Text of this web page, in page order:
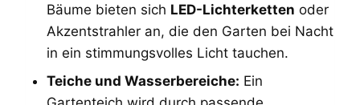
Bäume bieten sich LED-Lichterketten oder
Akzentstrahler an, die den Garten bei Nacht
in ein stimmungsvolles Licht tauchen.
Teiche und Wasserbereiche: Ein